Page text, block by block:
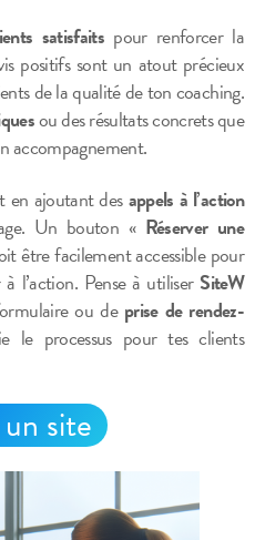
satisfaits pour renforcer la
positifs sont un atout précieux
de la qualité de ton coaching.
ou des résultats concrets que
accompagnement.
en ajoutant desappels à l’action
Un bouton « Réserver une
être facilement accessible pour
l’action. Pense à utiliser SiteW
ou de prise de rendez-
le processus pour tes clients
site